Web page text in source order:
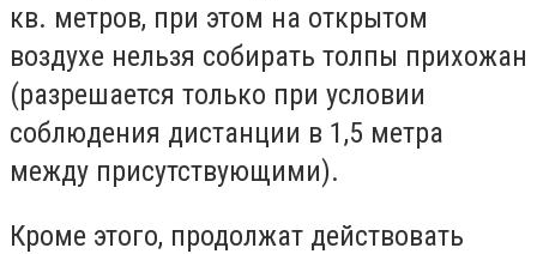
кв. метров, при этом на открытом
воздухе нельзя собирать толпы прихожан
(разрешается только при условии
соблюдения дистанции в 1,5 метра
между присутствующими).
Кроме этого, продолжат действовать